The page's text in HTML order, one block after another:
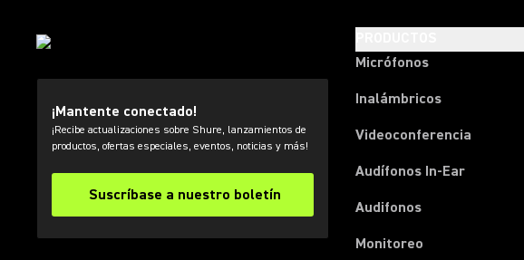
¡Mantente conectado!
¡Recibe actualizaciones sobre Shure, lanzamientos de
productos, ofertas especiales, eventos, noticias y más!
Suscríbase a nuestro boletín
Micrófonos
Inalámbricos
Videoconferencia
Audífonos In-Ear
Audifonos
Monitoreo